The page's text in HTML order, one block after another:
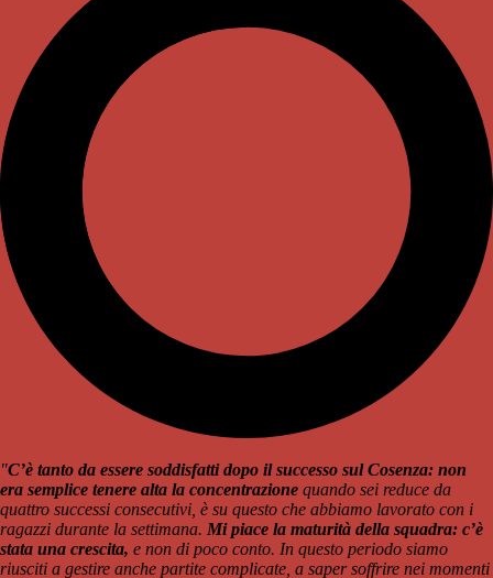
"C’è tanto da essere soddisfatti dopo il successo sul Cosenza: non
era semplice tenere alta la concentrazione quando sei reduce da
quattro successi consecutivi, è su questo che abbiamo lavorato con i
ragazzi durante la settimana. Mi piace la maturità della squadra: c’è
stata una crescita, e non di poco conto. In questo periodo siamo
riusciti a gestire anche partite complicate, a saper soffrire nei momenti